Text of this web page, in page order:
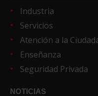
Industria
Servicios
Atención a la
Enseñanza
Seguridad Privada
NOTICIAS